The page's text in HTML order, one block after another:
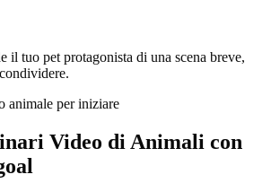
il tuo pet protagonista di una scena breve,
animale per iniziare
Video di Animali con